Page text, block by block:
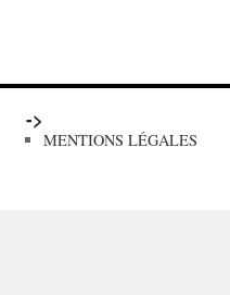
->
MENTIONS LÉGALES